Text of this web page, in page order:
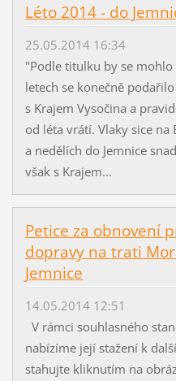
Léto 2014 - do
25.05.2014 16:34
"Podle titulku by se
letech se konečně
s Krajem Vysočina a
od léta vrátí. Vlaky sice
a nedělích do Jemnice
však s Krajem...
Petice za obnovení
dopravy na trati
Jemnice
14.05.2014 12:51
V rámci souhlasného
nabízíme její stažení k
stahujte kliknutím na